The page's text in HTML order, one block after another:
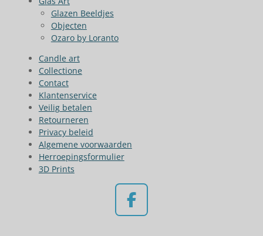
Glazen Beeldjes
Objecten
Ozaro by Loranto
Candle art
Collectione
Contact
Klantenservice
Veilig betalen
Retourneren
Privacy beleid
Algemene voorwaarden
Herroepingsformulier
3D Prints
F